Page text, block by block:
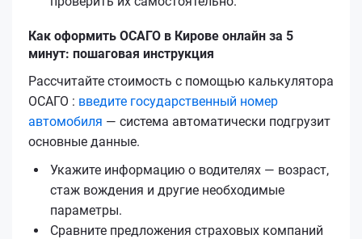
Как оформить ОСАГО в Кирове онлайн за 5
минут: пошаговая инструкция
Рассчитайте стоимость с помощью калькулятора
ОСАГО : введите государственный номер
автомобиля — система автоматически подгрузит
основные данные.
Укажите информацию о водителях — возраст,
стаж вождения и другие необходимые
параметры.
Сравните предложения страховых компаний